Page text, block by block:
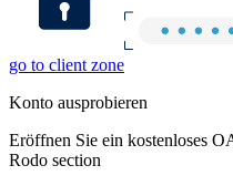
go to client zone
Konto ausprobieren
Eröffnen Sie ein kostenloses
Rodo section